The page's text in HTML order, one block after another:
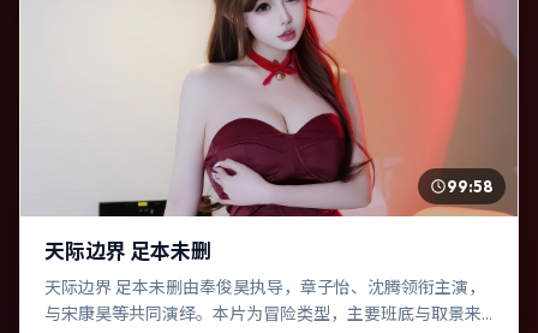
99:58
天际边界 足本未删
天际边界 足本未删由奉俊昊执导，章子怡、沈腾领衔主演，
与宋康昊等共同演绎。本片为冒险类型，主要班底与取景来